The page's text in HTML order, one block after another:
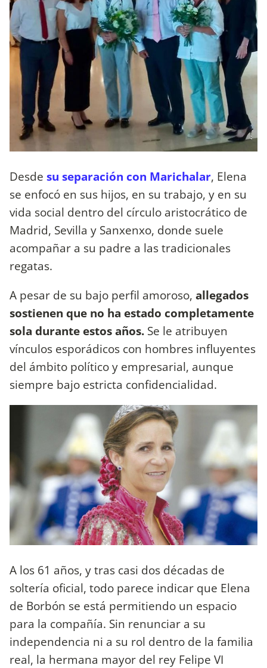
Desde su separación con Marichalar, Elena
se enfocó en sus hijos, en su trabajo, y en su
vida social dentro del círculo aristocrático de
Madrid, Sevilla y Sanxenxo, donde suele
acompañar a su padre a las tradicionales
regatas.
A pesar de su bajo perfil amoroso, allegados
sostienen que no ha estado completamente
sola durante estos años. Se le atribuyen
vínculos esporádicos con hombres influyentes
del ámbito político y empresarial, aunque
siempre bajo estricta confidencialidad.
A los 61 años, y tras casi dos décadas de
soltería oficial, todo parece indicar que Elena
de Borbón se está permitiendo un espacio
para la compañía. Sin renunciar a su
independencia ni a su rol dentro de la familia
real, la hermana mayor del rey Felipe VI